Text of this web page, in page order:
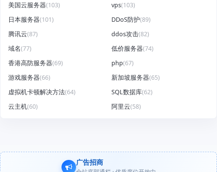
美国云服务器(103) vps(103)
日本服务器(101) DDoS防护(89)
腾讯云(87) ddos攻击(82)
域名(77) 低价服务器(74)
香港高防服务器(69) php(67)
游戏服务器(66) 新加坡服务器(65)
虚拟机卡顿解决方法(64) SQL数据库(62)
云主机(60) 阿里云(58)
广告招商